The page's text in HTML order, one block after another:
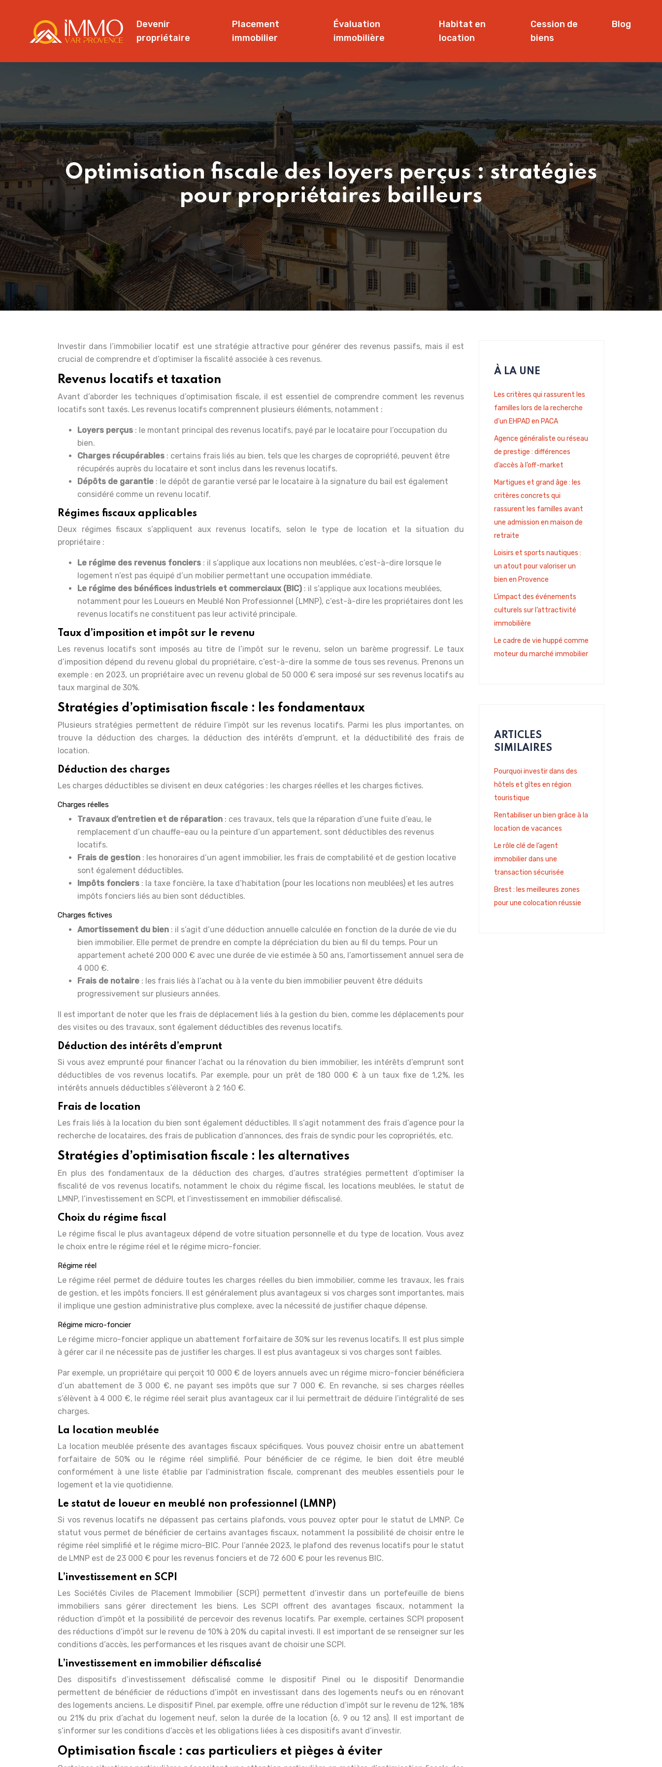
Devenir
propriétaire
Placement
immobilier
Évaluation
immobilière
Habitat en
location
Cession de
biens
Blog
Optimisation fiscale des loyers perçus : stratégies
pour propriétaires bailleurs
Investir dans l’immobilier locatif est une stratégie attractive pour générer des revenus passifs, mais il est
crucial de comprendre et d’optimiser la fiscalité associée à ces revenus.
Revenus locatifs et taxation
Avant d’aborder les techniques d’optimisation fiscale, il est essentiel de comprendre comment les revenus
locatifs sont taxés. Les revenus locatifs comprennent plusieurs éléments, notamment :
Loyers perçus : le montant principal des revenus locatifs, payé par le locataire pour l’occupation du
bien.
Charges récupérables : certains frais liés au bien, tels que les charges de copropriété, peuvent être
récupérés auprès du locataire et sont inclus dans les revenus locatifs.
Dépôts de garantie : le dépôt de garantie versé par le locataire à la signature du bail est également
considéré comme un revenu locatif.
Régimes fiscaux applicables
Deux régimes fiscaux s’appliquent aux revenus locatifs, selon le type de location et la situation du
propriétaire :
Le régime des revenus fonciers : il s’applique aux locations non meublées, c’est-à-dire lorsque le
logement n’est pas équipé d’un mobilier permettant une occupation immédiate.
Le régime des bénéfices industriels et commerciaux (BIC) : il s’applique aux locations meublées,
notamment pour les Loueurs en Meublé Non Professionnel (LMNP), c’est-à-dire les propriétaires dont les
revenus locatifs ne constituent pas leur activité principale.
Taux d’imposition et impôt sur le revenu
Les revenus locatifs sont imposés au titre de l’impôt sur le revenu, selon un barème progressif. Le taux
d’imposition dépend du revenu global du propriétaire, c’est-à-dire la somme de tous ses revenus. Prenons un
exemple : en 2023, un propriétaire avec un revenu global de 50 000 € sera imposé sur ses revenus locatifs au
taux marginal de 30%.
Stratégies d’optimisation fiscale : les fondamentaux
Plusieurs stratégies permettent de réduire l’impôt sur les revenus locatifs. Parmi les plus importantes, on
trouve la déduction des charges, la déduction des intérêts d’emprunt, et la déductibilité des frais de
location.
Déduction des charges
Les charges déductibles se divisent en deux catégories : les charges réelles et les charges fictives.
Charges réelles
Travaux d’entretien et de réparation : ces travaux, tels que la réparation d’une fuite d’eau, le
remplacement d’un chauffe-eau ou la peinture d’un appartement, sont déductibles des revenus
locatifs.
Frais de gestion : les honoraires d’un agent immobilier, les frais de comptabilité et de gestion locative
sont également déductibles.
Impôts fonciers : la taxe foncière, la taxe d’habitation (pour les locations non meublées) et les autres
impôts fonciers liés au bien sont déductibles.
Charges fictives
Amortissement du bien : il s’agit d’une déduction annuelle calculée en fonction de la durée de vie du
bien immobilier. Elle permet de prendre en compte la dépréciation du bien au fil du temps. Pour un
appartement acheté 200 000 € avec une durée de vie estimée à 50 ans, l’amortissement annuel sera de
4 000 €.
Frais de notaire : les frais liés à l’achat ou à la vente du bien immobilier peuvent être déduits
progressivement sur plusieurs années.
Il est important de noter que les frais de déplacement liés à la gestion du bien, comme les déplacements pour
des visites ou des travaux, sont également déductibles des revenus locatifs.
Déduction des intérêts d’emprunt
Si vous avez emprunté pour financer l’achat ou la rénovation du bien immobilier, les intérêts d’emprunt sont
déductibles de vos revenus locatifs. Par exemple, pour un prêt de 180 000 € à un taux fixe de 1,2%, les
intérêts annuels déductibles s’élèveront à 2 160 €.
Frais de location
Les frais liés à la location du bien sont également déductibles. Il s’agit notamment des frais d’agence pour la
recherche de locataires, des frais de publication d’annonces, des frais de syndic pour les copropriétés, etc.
Stratégies d’optimisation fiscale : les alternatives
En plus des fondamentaux de la déduction des charges, d’autres stratégies permettent d’optimiser la
fiscalité de vos revenus locatifs, notamment le choix du régime fiscal, les locations meublées, le statut de
LMNP, l’investissement en SCPI, et l’investissement en immobilier défiscalisé.
Choix du régime fiscal
Le régime fiscal le plus avantageux dépend de votre situation personnelle et du type de location. Vous avez
le choix entre le régime réel et le régime micro-foncier.
Régime réel
Le régime réel permet de déduire toutes les charges réelles du bien immobilier, comme les travaux, les frais
de gestion, et les impôts fonciers. Il est généralement plus avantageux si vos charges sont importantes, mais
il implique une gestion administrative plus complexe, avec la nécessité de justifier chaque dépense.
Régime micro-foncier
Le régime micro-foncier applique un abattement forfaitaire de 30% sur les revenus locatifs. Il est plus simple
à gérer car il ne nécessite pas de justifier les charges. Il est plus avantageux si vos charges sont faibles.
Par exemple, un propriétaire qui perçoit 10 000 € de loyers annuels avec un régime micro-foncier bénéficiera
d’un abattement de 3 000 €, ne payant ses impôts que sur 7 000 €. En revanche, si ses charges réelles
s’élèvent à 4 000 €, le régime réel serait plus avantageux car il lui permettrait de déduire l’intégralité de ses
charges.
La location meublée
La location meublée présente des avantages fiscaux spécifiques. Vous pouvez choisir entre un abattement
forfaitaire de 50% ou le régime réel simplifié. Pour bénéficier de ce régime, le bien doit être meublé
conformément à une liste établie par l’administration fiscale, comprenant des meubles essentiels pour le
logement et la vie quotidienne.
Le statut de loueur en meublé non professionnel (LMNP)
Si vos revenus locatifs ne dépassent pas certains plafonds, vous pouvez opter pour le statut de LMNP. Ce
statut vous permet de bénéficier de certains avantages fiscaux, notamment la possibilité de choisir entre le
régime réel simplifié et le régime micro-BIC. Pour l’année 2023, le plafond des revenus locatifs pour le statut
de LMNP est de 23 000 € pour les revenus fonciers et de 72 600 € pour les revenus BIC.
L’investissement en SCPI
Les Sociétés Civiles de Placement Immobilier (SCPI) permettent d’investir dans un portefeuille de biens
immobiliers sans gérer directement les biens. Les SCPI offrent des avantages fiscaux, notamment la
réduction d’impôt et la possibilité de percevoir des revenus locatifs. Par exemple, certaines SCPI proposent
des réductions d’impôt sur le revenu de 10% à 20% du capital investi. Il est important de se renseigner sur les
conditions d’accès, les performances et les risques avant de choisir une SCPI.
L’investissement en immobilier défiscalisé
Des dispositifs d’investissement défiscalisé comme le dispositif Pinel ou le dispositif Denormandie
permettent de bénéficier de réductions d’impôt en investissant dans des logements neufs ou en rénovant
des logements anciens. Le dispositif Pinel, par exemple, offre une réduction d’impôt sur le revenu de 12%, 18%
ou 21% du prix d’achat du logement neuf, selon la durée de la location (6, 9 ou 12 ans). Il est important de
s’informer sur les conditions d’accès et les obligations liées à ces dispositifs avant d’investir.
Optimisation fiscale : cas particuliers et pièges à éviter
À LA UNE
Les critères qui rassurent les
familles lors de la recherche
d’un EHPAD en PACA
Agence généraliste ou réseau
de prestige : différences
d’accès à l’off-market
Martigues et grand âge : les
critères concrets qui
rassurent les familles avant
une admission en maison de
retraite
Loisirs et sports nautiques :
un atout pour valoriser un
bien en Provence
L’impact des événements
culturels sur l’attractivité
immobilière
Le cadre de vie huppé comme
moteur du marché immobilier
ARTICLES
SIMILAIRES
Pourquoi investir dans des
hôtels et gîtes en région
touristique
Rentabiliser un bien grâce à la
location de vacances
Le rôle clé de l’agent
immobilier dans une
transaction sécurisée
Brest : les meilleures zones
pour une colocation réussie